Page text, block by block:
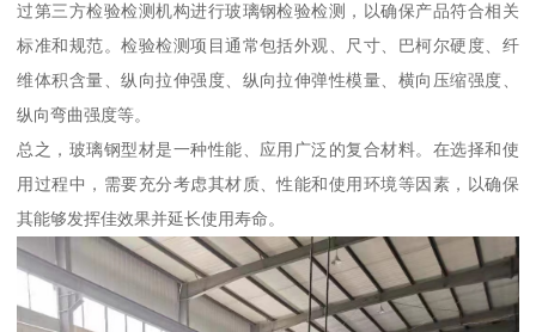
过第三方检验检测机构进行玻璃钢检验检测，以确保产品符合相关
标准和规范。检验检测项目通常包括外观、尺寸、巴柯尔硬度、纤
维体积含量、纵向拉伸强度、纵向拉伸弹性模量、横向压缩强度、
纵向弯曲强度等。
总之，玻璃钢型材是一种性能、应用广泛的复合材料。在选择和使
用过程中，需要充分考虑其材质、性能和使用环境等因素，以确保
其能够发挥佳效果并延长使用寿命。